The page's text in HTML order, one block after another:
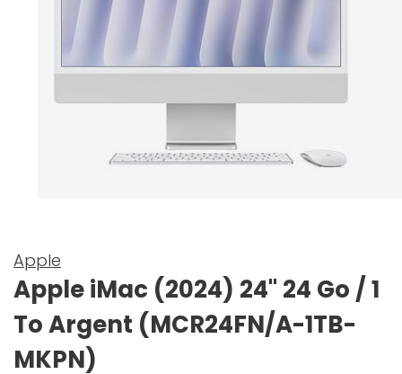
Apple
Apple iMac (2024) 24" 24 Go / 1
To Argent (MCR24FN/A-1TB-
MKPN)